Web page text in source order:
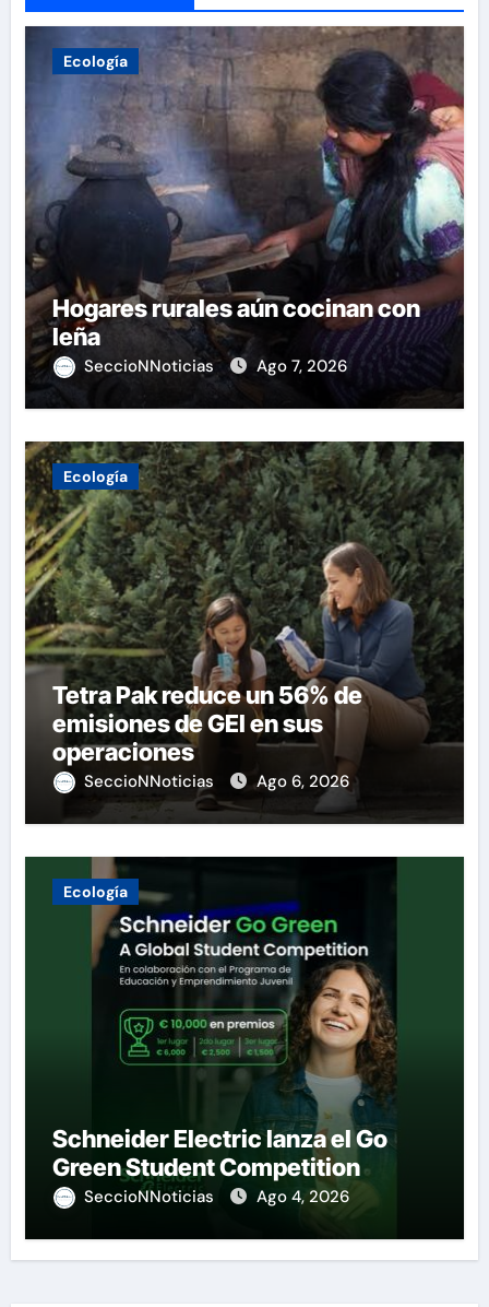
Ecología
Hogares rurales aún cocinan con
leña
SeccioNNoticias Ago 7, 2026
Ecología
Tetra Pak reduce un 56% de
emisiones de GEI en sus
operaciones
SeccioNNoticias Ago 6, 2026
Ecología
Schneider Electric lanza el Go
Green Student Competition
SeccioNNoticias Ago 4, 2026